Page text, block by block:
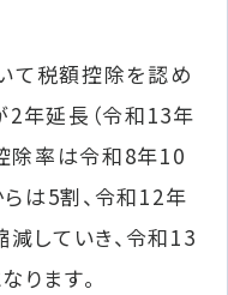
て税額控除を認め
年延長（令和13年
除率は令和8年10
は5割、令和12年
していき、令和13
ります。